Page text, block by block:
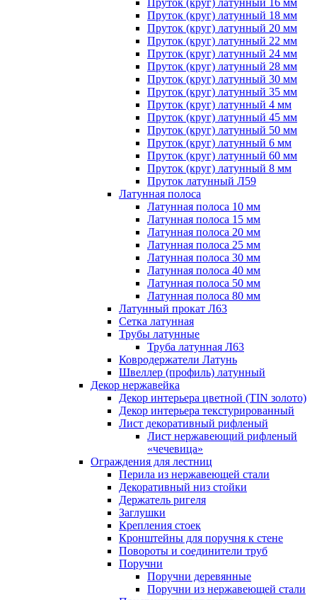
Пруток (круг) латунный 16 мм
Пруток (круг) латунный 18 мм
Пруток (круг) латунный 20 мм
Пруток (круг) латунный 22 мм
Пруток (круг) латунный 24 мм
Пруток (круг) латунный 28 мм
Пруток (круг) латунный 30 мм
Пруток (круг) латунный 35 мм
Пруток (круг) латунный 4 мм
Пруток (круг) латунный 45 мм
Пруток (круг) латунный 50 мм
Пруток (круг) латунный 6 мм
Пруток (круг) латунный 60 мм
Пруток (круг) латунный 8 мм
Пруток латунный Л59
Латунная полоса
Латунная полоса 10 мм
Латунная полоса 15 мм
Латунная полоса 20 мм
Латунная полоса 25 мм
Латунная полоса 30 мм
Латунная полоса 40 мм
Латунная полоса 50 мм
Латунная полоса 80 мм
Латунный прокат Л63
Сетка латунная
Трубы латунные
Труба латунная Л63
Ковродержатели Латунь
Швеллер (профиль) латунный
Декор нержавейка
Декор интерьера цветной (TIN золото)
Декор интерьера текстурированный
Лист декоративный рифленый
Лист нержавеющий рифленый
«чечевица»
Ограждения для лестниц
Перила из нержавеющей стали
Декоративный низ стойки
Держатель ригеля
Заглушки
Крепления стоек
Кронштейны для поручня к стене
Повороты и соединители труб
Поручни
Поручни деревянные
Поручни из нержавеющей стали